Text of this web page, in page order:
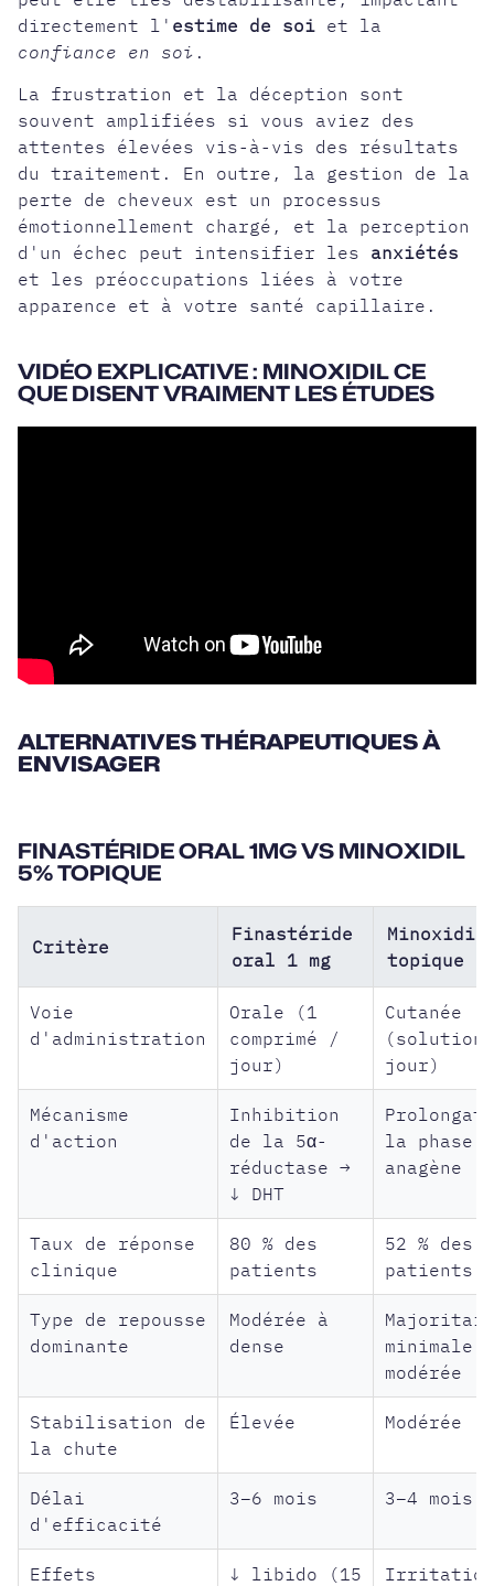
directement l' estime de soi et la
confiance en soi .
La frustration et la déception sont
souvent amplifiées si vous aviez des
attentes élevées vis-à-vis des résultats
du traitement. En outre, la gestion de la
perte de cheveux est un processus
émotionnellement chargé, et la perception
d'un échec peut intensifier les anxiétés
et les préoccupations liées à votre
apparence et à votre santé capillaire.
VIDÉO EXPLICATIVE : MINOXIDIL CE
QUE DISENT VRAIMENT LES ÉTUDES
ALTERNATIVES THÉRAPEUTIQUES À
ENVISAGER
FINASTÉRIDE ORAL 1MG VS MINOXIDIL
5% TOPIQUE
Critère
Finastéride
oral 1 mg
Minoxidil
topique 5
Voie
d'administration
Orale (1
comprimé /
jour)
Cutanée
jour)
Mécanisme
d'action
Inhibition
de la 5α-
réductase →
↓ DHT
la phase
anagène
Taux de réponse
clinique
80 % des
patients
52 % des
patients
Type de repousse
dominante
Modérée à
dense
minimale
modérée
Stabilisation de
la chute
Élevée Modérée
Délai
d'efficacité
3–6 mois 3–4 mois
Effets
↓ libido (15
Irritation